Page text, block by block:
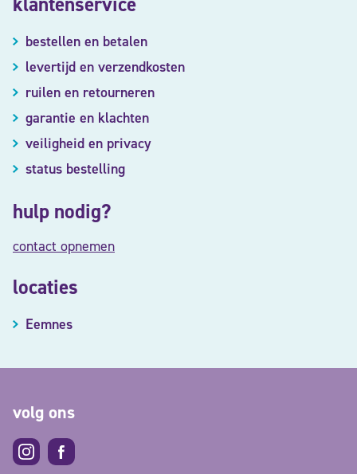
bestellen en betalen
levertijd en verzendkosten
ruilen en retourneren
garantie en klachten
veiligheid en privacy
status bestelling
hulp nodig?
contact opnemen
locaties
Eemnes
volg ons